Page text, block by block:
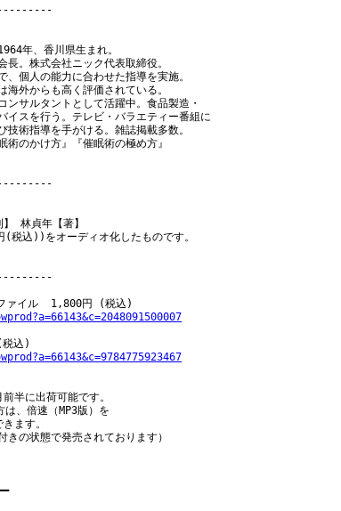
年、香川県生まれ。
。株式会社ニック代表取締役。
個人の能力に合わせた指導を実施。
外からも高く評価されている。
サルタントとして活躍中。食品製造・
イスを行う。テレビ・バラエティー番組に
術指導を手がける。雑誌掲載多数。
のかけ方』『催眠術の極め方』
林貞年【著】
込))をオーディオ化したものです。
ファイル  1,800円 (税込)
税込)
半に出荷可能です。
、倍速（MP3版）を
ます。
の状態で発売されております）